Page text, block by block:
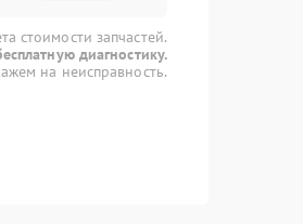
стоимости запчастей.
диагностику.
на неисправность.